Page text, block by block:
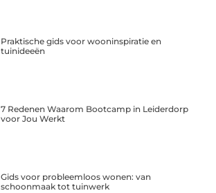
Praktische gids voor wooninspiratie en
tuinideeën
7 Redenen Waarom Bootcamp in Leiderdorp
voor Jou Werkt
Gids voor probleemloos wonen: van
schoonmaak tot tuinwerk